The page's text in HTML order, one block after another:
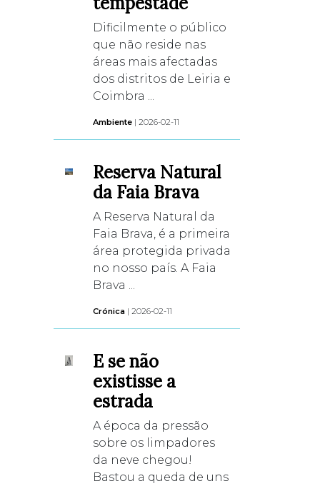
Dificilmente o público
que não reside nas
áreas mais afectadas
dos distritos de Leiria e
Coimbra ...
Ambiente | 2026-02-11
Reserva Natural
da Faia Brava
A Reserva Natural da
Faia Brava, é a primeira
área protegida privada
no nosso país. A Faia
Brava ...
Crónica | 2026-02-11
E se não
existisse a
estrada
A época da pressão
sobre os limpadores
da neve chegou!
Bastou a queda de uns